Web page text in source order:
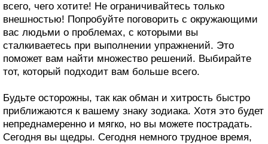
всего, чего хотите! Не ограничивайтесь только
внешностью! Попробуйте поговорить с окружающими
вас людьми о проблемах, с которыми вы
сталкиваетесь при выполнении упражнений. Это
поможет вам найти множество решений. Выбирайте
тот, который подходит вам больше всего.
Будьте осторожны, так как обман и хитрость быстро
приближаются к вашему знаку зодиака. Хотя это будет
непреднамеренно и мягко, но вы можете пострадать.
Сегодня вы щедры. Сегодня немного трудное время,